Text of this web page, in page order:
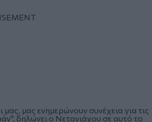
μας, μας ενημερώνουν συνέχεια για τις
δηλώνει ο Νετανιάχου σε αυτό το